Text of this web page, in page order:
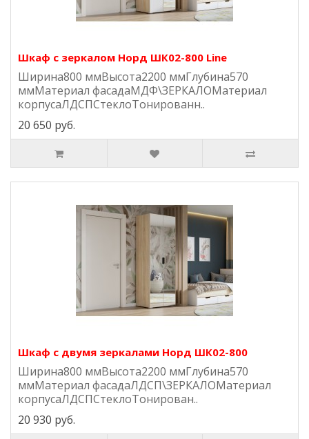
Шкаф с зеркалом Норд ШК02-800 Line
Ширина800 ммВысота2200 ммГлубина570
ммМатериал фасадаМДФ\ЗЕРКАЛОМатериал
корпусаЛДСПСтеклоТонированн..
20 650 руб.
Шкаф с двумя зеркалами Норд ШК02-800
Ширина800 ммВысота2200 ммГлубина570
ммМатериал фасадаЛДСП\ЗЕРКАЛОМатериал
корпусаЛДСПСтеклоТонирован..
20 930 руб.